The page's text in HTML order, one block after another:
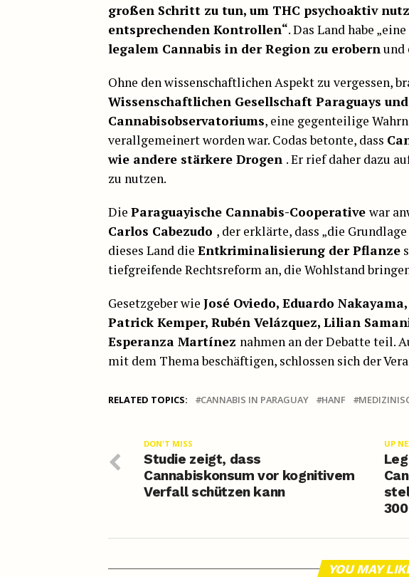
großen Schritt zu tun, um THC psychoaktiv
entsprechenden Kontrollen“. Das Land habe
legalem Cannabis in der Region zu erobern und
Ohne den wissenschaftlichen Aspekt zu vergessen,
Wissenschaftlichen Gesellschaft Paraguays
Cannabisobservatoriums, eine gegenteilige
verallgemeinert worden war. Codas betonte, dass
wie andere stärkere Drogen . Er rief daher dazu
zu nutzen.
Die Paraguayische Cannabis-Cooperative war
Carlos Cabezudo , der erklärte, dass „die
dieses Land die Entkriminalisierung der Pflanze
tiefgreifende Rechtsreform an, die Wohlstand
Gesetzgeber wie José Oviedo, Eduardo
Patrick Kemper, Rubén Velázquez, Lilian
Esperanza Martínez nahmen an der Debatte teil.
mit dem Thema beschäftigen, schlossen sich der
RELATED TOPICS: CANNABIS IN PARAGUAY HANF
UP
DON'T MISS
Studie zeigt, dass
Cannabiskonsum vor kognitivem
Verfall schützen kann
YOU MAY